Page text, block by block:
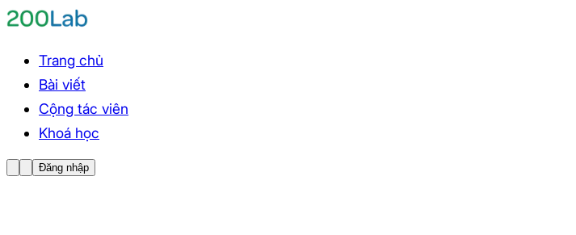
Trang chủ
Bài viết
Cộng tác viên
Khoá học
Đăng nhập